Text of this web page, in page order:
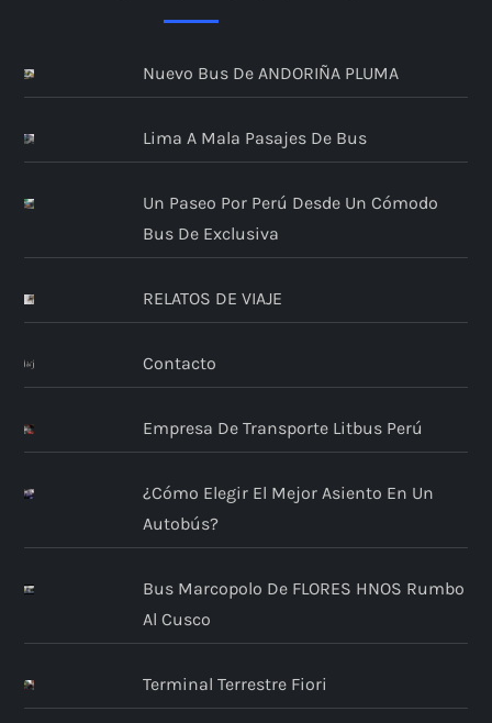
Nuevo Bus De ANDORIÑA PLUMA
Lima A Mala Pasajes De Bus
Un Paseo Por Perú Desde Un Cómodo
Bus De Exclusiva
RELATOS DE VIAJE
Contacto
Empresa De Transporte Litbus Perú
¿Cómo Elegir El Mejor Asiento En Un
Autobús?
Bus Marcopolo De FLORES HNOS Rumbo
Al Cusco
Terminal Terrestre Fiori